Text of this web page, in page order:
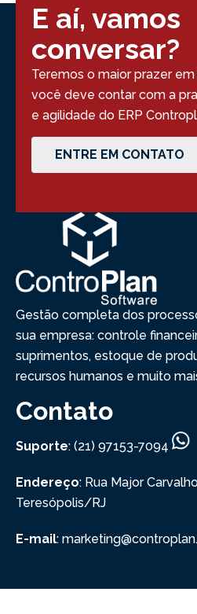
E aí, vamos
conversar?
Teremos o maior prazer
você deve contar com a
e agilidade do ERP
ENTRE EM CONTATO
Gestão completa dos
sua empresa: controle
suprimentos, estoque de
recursos humanos e muito
Contato
Suporte: (21) 97153-7094
Endereço: Rua Major
Teresópolis/RJ
E-mail: